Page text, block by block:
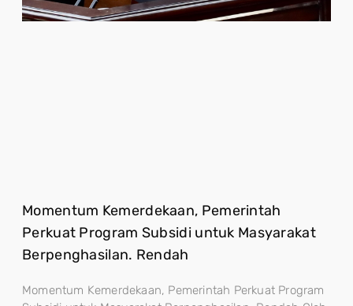
Momentum Kemerdekaan, Pemerintah
Perkuat Program Subsidi untuk Masyarakat
Berpenghasilan. Rendah
Momentum Kemerdekaan, Pemerintah Perkuat Program